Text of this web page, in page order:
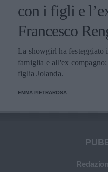
con i figli e
Francesco
La showgirl ha festeggiato
famiglia e all'ex
figlia Jolanda.
EMMA PIETRAROSA